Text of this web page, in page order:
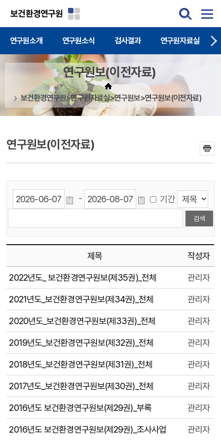
보건환경연구원
연구원소개 연구원소식 검사결과 연구원자료실
연구원보(이전자료)
보건환경연구원>연구원자료실>연구원보>연구원보(이전자료)
연구원보(이전자료)
- 기간
제목 작성자
2022년도_ 보건환경연구원보(제35권)_전체 관리자
2021년도_보건환경연구원보(제34권)_전체 관리자
2020년도_보건환경연구원보(제33권)_전체 관리자
2019년도_보건환경연구원보(제32권)_전체 관리자
2018년도_보건환경연구원보(제31권)_전체 관리자
2017년도_보건환경연구원보(제30권)_전체 관리자
2016년도 보건환경연구원보(제29권)_부록 관리자
2016년도 보건환경연구원보(제29권)_조사사업 관리자